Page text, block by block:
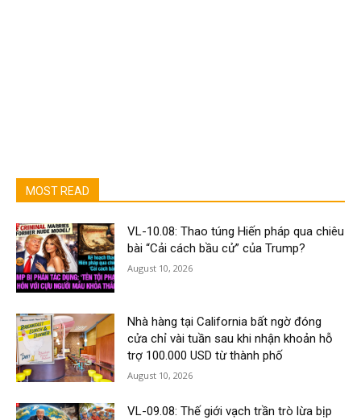
MOST READ
VL-10.08: Thao túng Hiến pháp qua chiêu
bài “Cải cách bầu cử” của Trump?
August 10, 2026
Nhà hàng tại California bất ngờ đóng
cửa chỉ vài tuần sau khi nhận khoản hỗ
trợ 100.000 USD từ thành phố
August 10, 2026
VL-09.08: Thế giới vạch trần trò lừa bịp